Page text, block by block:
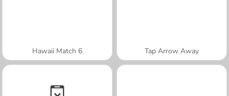
Hawaii Match 6 Tap Arrow Away